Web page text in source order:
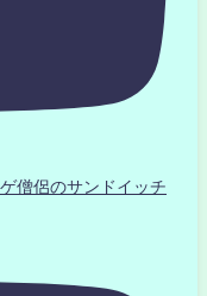
僧侶のサンドイッチ